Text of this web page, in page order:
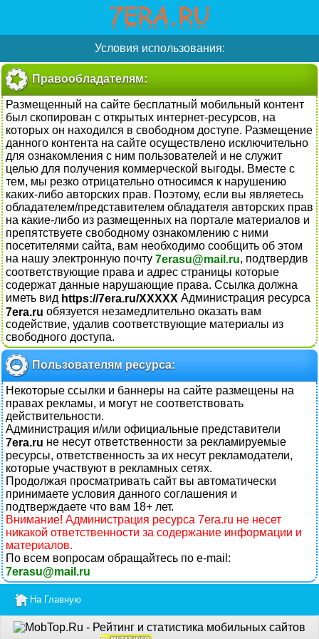
Условия использования:
Правообладателям:
Размещенный на сайте бесплатный мобильный контент
был скопирован с открытых интернет-ресурсов, на
которых он находился в свободном доступе. Размещение
данного контента на сайте осуществлено исключительно
для ознакомления с ним пользователей и не служит
целью для получения коммерческой выгоды. Вместе с
тем, мы резко отрицательно относимся к нарушению
каких-либо авторских прав. Поэтому, если вы являетесь
обладателем/представителем обладателя авторских прав
на какие-либо из размещенных на портале материалов и
препятствуете свободному ознакомлению с ними
посетителями сайта, вам необходимо сообщить об этом
на нашу электронную почту 7erasu@mail.ru, подтвердив
соответствующие права и адрес страницы которые
содержат данные нарушающие права. Ссылка должна
иметь вид https://7era.ru/XXXXX Администрация ресурса
7era.ru обязуется незамедлительно оказать вам
содействие, удалив соответствующие материалы из
свободного доступа.
Пользователям ресурса:
Некоторые ссылки и баннеры на сайте размещены на
правах рекламы, и могут не соответствовать
действительности.
Администрация и/или официальные представители
7era.ru нe нecyт oтвeтcтвeннocти зa рекламируемые
ресурсы, oтвeтcтвeннocть зa их нecут рекламодатели,
которые участвуют в рекламных сетях.
Продолжая просматривать сайт вы автоматически
принимаете условия данного соглашения и
подтверждаете что вам 18+ лет.
Внимание! Администрация ресурса 7era.ru нe нecет
никакой oтвeтcтвeннocти зa coдepжaниe информации и
материалов.
По всем вопросам обращайтесь по e-mail:
7erasu@mail.ru
На Главную